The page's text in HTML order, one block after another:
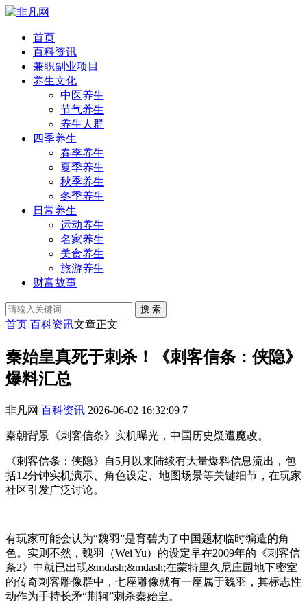
首页
百科资讯
兼职副业项目
养生文化
中医养生
节气养生
养生人群
四季养生
春季养生
夏季养生
秋季养生
冬季养生
日常养生
运动养生
名家养生
美食养生
旅游养生
财富故事
搜 索
首页 百科资讯文章正文
秦始皇真死于刺杀！《刺客信条：侠隐》
爆料汇总
非凡网 百科资讯 2026-06-02 16:32:09 7
秦朝背景《刺客信条》实机曝光，中国历史疑遭魔改。
《刺客信条：侠隐》自5月以来陆续有大量爆料信息流出，包
括12分钟实机演示、角色设定、地图场景等关键细节，在玩家
社区引发广泛讨论。
有玩家可能会认为“魏羽”是育碧为了中国题材临时编造的角
色。实则不然，魏羽（Wei Yu）的设定早在2009年的《刺客信
条2》中就已出现&mdash;&mdash;在蒙特里久尼庄园地下密室
的传奇刺客雕像群中，七座雕像就有一座属于魏羽，其标志性
动作为手持长矛“荆轲”刺杀秦始皇。